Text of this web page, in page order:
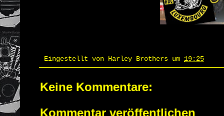
Eingestellt von Harley Brothers um 19:25
Keine Kommentare:
Kommentar veröffentlichen